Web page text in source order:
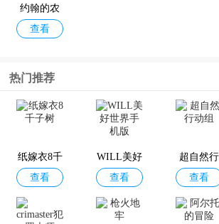
约翰的农
场手机版
查看
热门推荐
纸嫁衣8千
子树
查看
WILL美好
世界手机
版
查看
超自然行
动组
查看